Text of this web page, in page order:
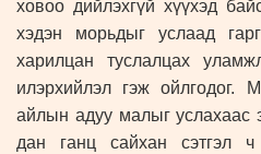
ховоо дийлэхгүй хүүхэд
хэдэн морьдыг услаад
харилцан туслалцах
илэрхийлэл гэж ойлгодог.
айлын адуу малыг
дан ганц сайхан сэтгэл